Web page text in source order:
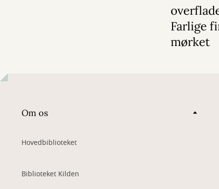
Farlige
mørket
Om os
Hovedbiblioteket
Biblioteket Kilden